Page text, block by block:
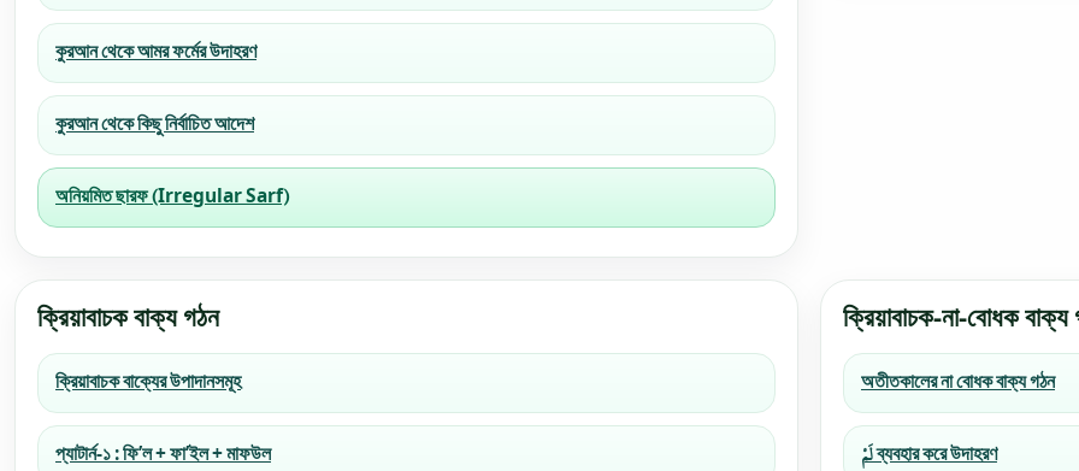
কুরআন থেকে আমর ফর্মের উদাহরণ
কুরআন থেকে কিছু নির্বাচিত আদেশ
অনিয়মিত ছারফ (Irregular Sarf)
ক্রিয়াবাচক বাক্য গঠন
ক্রিয়াবাচক বাক্যের উপাদানসমূহ
প্যাটার্ন-১ : ফি’ল + ফা’ইল + মাফউল
ক্রিয়াবাচক-না-বোধক
অতীতকালের না বোধক বাক্য গঠন
لَمْ ব্যবহার করে উদাহরণ